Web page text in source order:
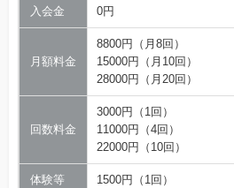
入会金 0円
月額料金
8800円（月8回）
15000円（月10回）
28000円（月20回）
回数料金
3000円（1回）
11000円（4回）
22000円（10回）
体験等 1500円（1回）